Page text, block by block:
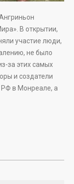
В открытии,
участие люди,
не было
за этих самых
и создатели
РФ в Монреале, а